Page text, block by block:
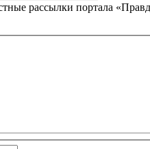
рассылки портала